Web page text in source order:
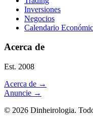
Inversiones
Negocios
Calendario
Acerca de
Est. 2008
Acerca de →
Anuncie →
© 2026 Dinheirologia.